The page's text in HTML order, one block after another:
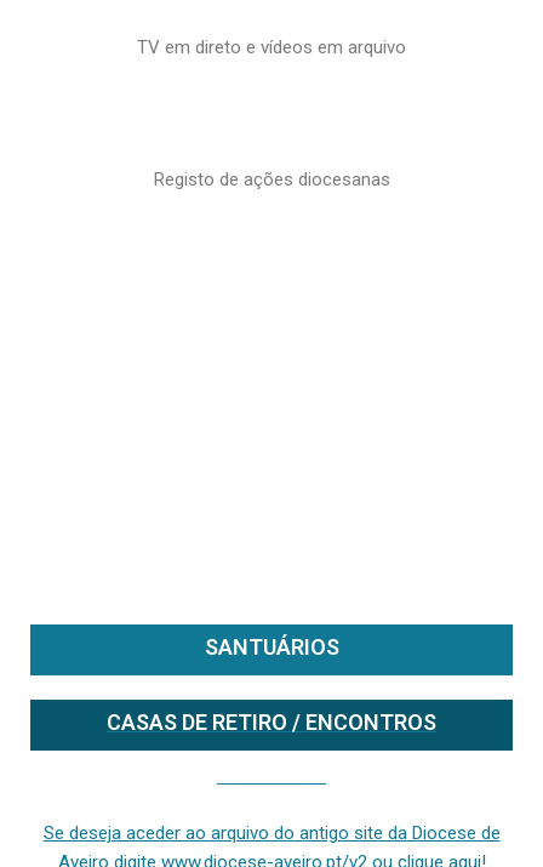
TV em direto e vídeos em arquivo
Registo de ações diocesanas
SANTUÁRIOS
CASAS DE RETIRO / ENCONTROS
Se deseja aceder ao arquivo do antigo site da Diocese de
Aveiro digite www.diocese-aveiro.pt/v2 ou clique aqui!